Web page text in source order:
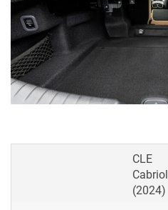
Bár a Mercedes a C-
jelentősen megnövelt
mm váll- és könyöktér)
kiderül, hogy a CLE Cabriolet
elődhöz: az E-osztályhoz
tetővel ugyanakkora, nyitva